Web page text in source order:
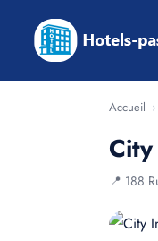
Accueil ›
📍 188